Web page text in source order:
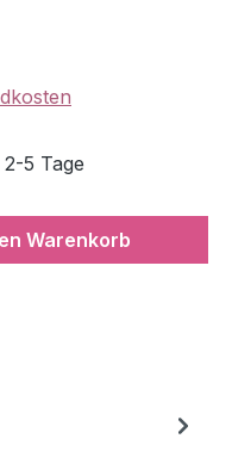
5 Tage
Warenkorb